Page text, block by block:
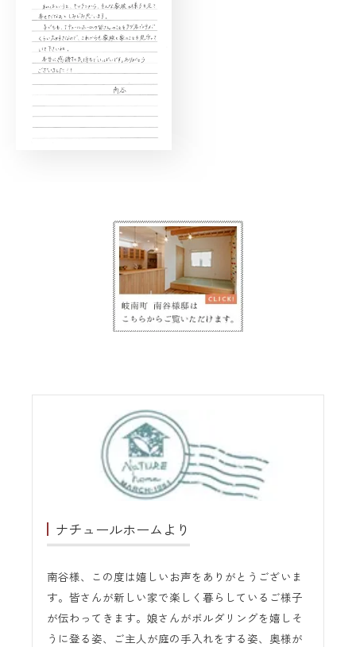
ナチュールホームより
南谷様、この度は嬉しいお声をありがとうございま
す。皆さんが新しい家で楽しく暮らしているご様子
が伝わってきます。娘さんがボルダリングを嬉しそ
うに登る姿、ご主人が庭の手入れをする姿、奥様が